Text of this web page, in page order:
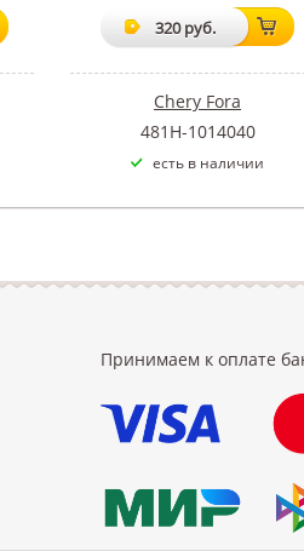
320 руб.
Chery Fora
481H-1014040
есть в наличии
Принимаем к оплате